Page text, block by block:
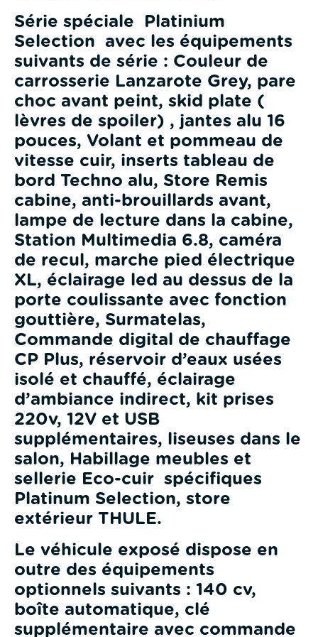
Série spéciale Platinium
Selection avec les équipements
suivants de série : Couleur de
carrosserie Lanzarote Grey, pare
choc avant peint, skid plate (
lèvres de spoiler) , jantes alu 16
pouces, Volant et pommeau de
vitesse cuir, inserts tableau de
bord Techno alu, Store Remis
cabine, anti-brouillards avant,
lampe de lecture dans la cabine,
Station Multimedia 6.8, caméra
de recul, marche pied électrique
XL, éclairage led au dessus de la
porte coulissante avec fonction
gouttière, Surmatelas,
Commande digital de chauffage
CP Plus, réservoir d’eaux usées
isolé et chauffé, éclairage
d’ambiance indirect, kit prises
220v, 12V et USB
supplémentaires, liseuses dans le
salon, Habillage meubles et
sellerie Eco-cuir spécifiques
Platinum Selection, store
extérieur THULE.
Le véhicule exposé dispose en
outre des équipements
optionnels suivants : 140 cv,
boîte automatique, clé
supplémentaire avec commande